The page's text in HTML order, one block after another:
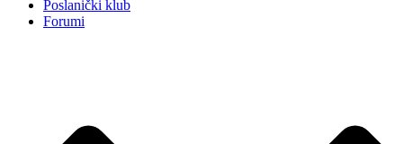
Poslanički klub
Forumi